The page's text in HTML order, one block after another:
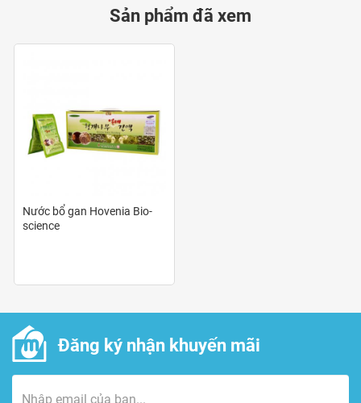
Nước bổ gan 365 Hovenia giúp trung hòa độc tố
trong rượu giúp giảm say, chống nôn, giảm acid dạ
rượu.
Dùng thực phẩm nước uống bổ gan giải rượu bia hàn
cơ thể tăng cường khả năng miễn dịch và sức khỏe
Đối tượng sử dụng
Người cao tuổi, thể lực giảm sút, hệ miễn dịch kém, suy
giảm trí nhớ.
Lưu ý
Sản phẩm đã xem
Nước bổ gan Hovenia Bio-
science
Đăng ký nhận khuyến mãi